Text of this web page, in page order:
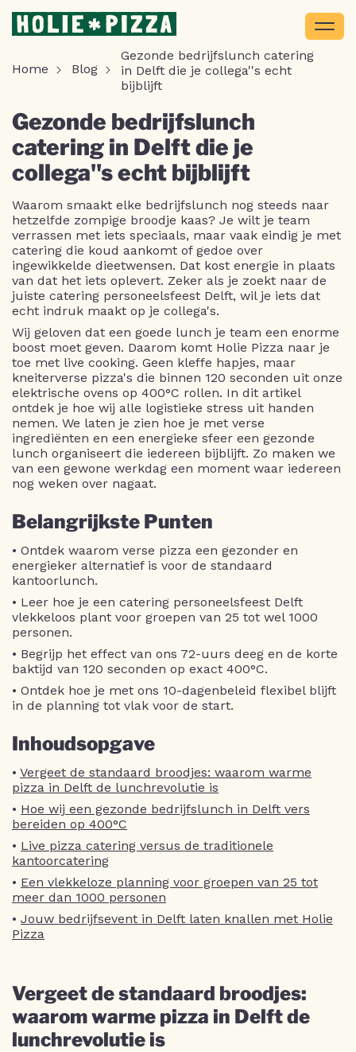
Home Blog
Gezonde bedrijfslunch catering
in Delft die je collega''s echt
bijblijft
Gezonde bedrijfslunch
catering in Delft die je
collega''s echt bijblijft
Waarom smaakt elke bedrijfslunch nog steeds naar
hetzelfde zompige broodje kaas? Je wilt je team
verrassen met iets speciaals, maar vaak eindig je met
catering die koud aankomt of gedoe over
ingewikkelde dieetwensen. Dat kost energie in plaats
van dat het iets oplevert. Zeker als je zoekt naar de
juiste catering personeelsfeest Delft, wil je iets dat
echt indruk maakt op je collega's.
Wij geloven dat een goede lunch je team een enorme
boost moet geven. Daarom komt Holie Pizza naar je
toe met live cooking. Geen kleffe hapjes, maar
kneiterverse pizza's die binnen 120 seconden uit onze
elektrische ovens op 400°C rollen. In dit artikel
ontdek je hoe wij alle logistieke stress uit handen
nemen. We laten je zien hoe je met verse
ingrediënten en een energieke sfeer een gezonde
lunch organiseert die iedereen bijblijft. Zo maken we
van een gewone werkdag een moment waar iedereen
nog weken over nagaat.
Belangrijkste Punten
• Ontdek waarom verse pizza een gezonder en
energieker alternatief is voor de standaard
kantoorlunch.
• Leer hoe je een catering personeelsfeest Delft
vlekkeloos plant voor groepen van 25 tot wel 1000
personen.
• Begrijp het effect van ons 72-uurs deeg en de korte
baktijd van 120 seconden op exact 400°C.
• Ontdek hoe je met ons 10-dagenbeleid flexibel blijft
in de planning tot vlak voor de start.
Inhoudsopgave
• Vergeet de standaard broodjes: waarom warme
pizza in Delft de lunchrevolutie is
• Hoe wij een gezonde bedrijfslunch in Delft vers
bereiden op 400°C
• Live pizza catering versus de traditionele
kantoorcatering
• Een vlekkeloze planning voor groepen van 25 tot
meer dan 1000 personen
• Jouw bedrijfsevent in Delft laten knallen met Holie
Pizza
Vergeet de standaard broodjes:
waarom warme pizza in Delft de
lunchrevolutie is